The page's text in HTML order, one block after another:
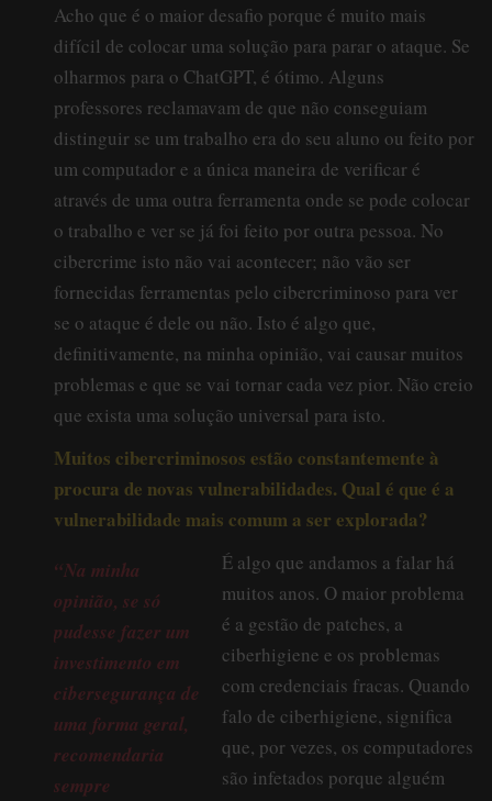
Acho que é o maior desafio porque é muito mais
difícil de colocar uma solução para parar o ataque. Se
olharmos para o ChatGPT, é ótimo. Alguns
professores reclamavam de que não conseguiam
distinguir se um trabalho era do seu aluno ou feito por
um computador e a única maneira de verificar é
através de uma outra ferramenta onde se pode colocar
o trabalho e ver se já foi feito por outra pessoa. No
cibercrime isto não vai acontecer; não vão ser
fornecidas ferramentas pelo cibercriminoso para ver
se o ataque é dele ou não. Isto é algo que,
definitivamente, na minha opinião, vai causar muitos
problemas e que se vai tornar cada vez pior. Não creio
que exista uma solução universal para isto.
Muitos cibercriminosos estão constantemente à
procura de novas vulnerabilidades. Qual é que é a
vulnerabilidade mais comum a ser explorada?
“Na minha
opinião, se só
pudesse fazer um
investimento em
cibersegurança de
uma forma geral,
recomendaria
sempre
É algo que andamos a falar há
muitos anos. O maior problema
é a gestão de patches, a
ciberhigiene e os problemas
com credenciais fracas. Quando
falo de ciberhigiene, significa
que, por vezes, os computadores
são infetados porque alguém